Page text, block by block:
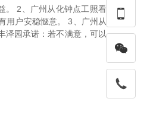
。 2、广州从化钟点工照看
用户安稳惬意。 3、广州从
泽园承诺：若不满意，可以

